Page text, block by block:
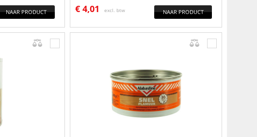
NAAR PRODUCT € 4,01 excl. btw NAAR PRODUCT